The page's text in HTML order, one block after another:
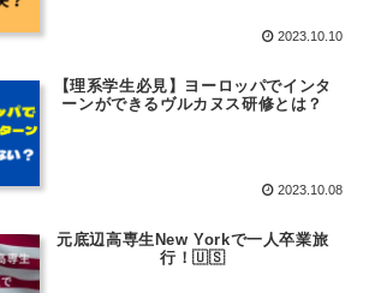
2023.10.10
【理系学生必見】ヨーロッパでインタ
ーンができるヴルカヌス研修とは？
2023.10.08
元底辺高専生New Yorkで一人卒業旅
行！🇺🇸